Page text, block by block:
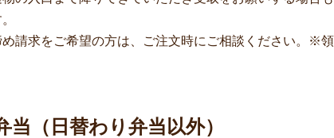
請求をご希望の方は、ご注文時にご相談ください。※
当（日替わり弁当以外）